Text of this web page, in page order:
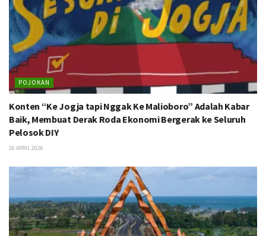
POJOKAN
Konten “Ke Jogja tapi Nggak Ke Malioboro” Adalah Kabar
Baik, Membuat Derak Roda Ekonomi Bergerak ke Seluruh
Pelosok DIY
26 APRIL 2026